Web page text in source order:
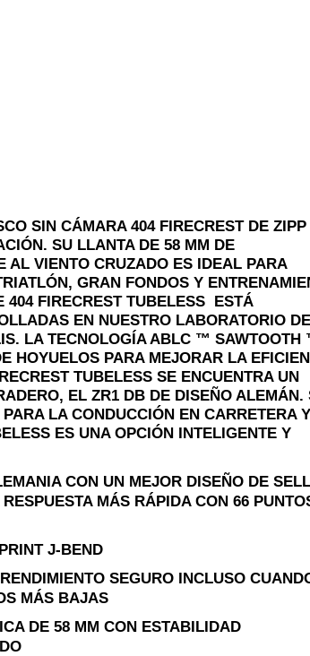
SIN CÁMARA 404 FIRECREST DE ZIPP
SU LLANTA DE 58 MM DE
AL VIENTO CRUZADO ES IDEAL PARA
GRAN FONDOS Y
404 FIRECREST TUBELESS ESTÁ
EN NUESTRO LABORATORIO DE
LA TECNOLOGÍA ABLC ™ SAWTOOTH
HOYUELOS PARA MEJORAR LA
TUBELESS SE ENCUENTRA UN
EL ZR1 DB DE DISEÑO ALEMÁN.
LA CONDUCCIÓN EN CARRETERA Y
ES UNA OPCIÓN INTELIGENTE Y
CON UN MEJOR DISEÑO DE
MÁS RÁPIDA CON 66
J-BEND
SEGURO INCLUSO
MÁS BAJAS
DE 58 MM CON ESTABILIDAD